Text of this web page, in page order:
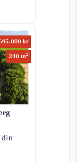
kr
240 m2
din